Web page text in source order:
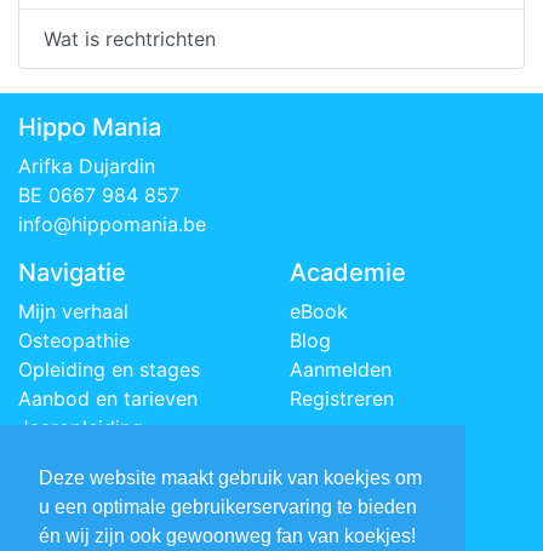
Deze website maakt gebruik van koekjes om
u een optimale gebruikerservaring te bieden
én wij zijn ook gewoonweg fan van koekjes!
Wat is rechtrichten
Hippo Mania
Arifka Dujardin
BE 0667 984 857
info@hippomania.be
Navigatie
Mijn verhaal
Osteopathie
Opleiding en stages
Aanbod en tarieven
Jaaropleiding
Contact
Academie
eBook
Blog
Aanmelden
Registreren
Social media